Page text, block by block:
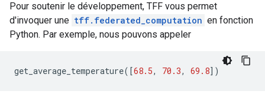
Pour soutenir le développement, TFF vous permet
d'invoquer une tff.federated_computation en fonction
Python. Par exemple, nous pouvons appeler
get_average_temperature([68.5, 70.3, 69.8])